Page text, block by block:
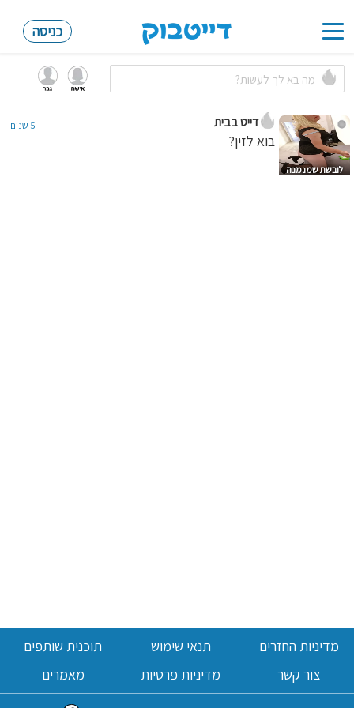
Toggle
כניסה
לובשת שמנמנה
5 שנים דייט בבית
בוא לזין?
תוכנית שותפים
מאמרים
תנאי שימוש
מדיניות פרטיות
מדיניות החזרים
צור קשר